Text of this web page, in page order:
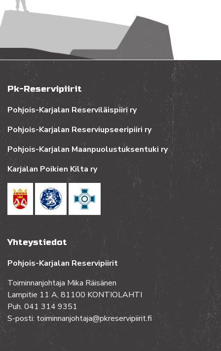
Pk-Reservipiirit
Pohjois-Karjalan Reserviläispiiri ry
Pohjois-Karjalan Reserviupseeripiiri ry
Pohjois-Karjalan Maanpuolustuksentuki ry
Karjalan Poikien Kilta ry
Yhteystiedot
Pohjois-Karjalan Reservipiirit
Toiminnanjohtaja Mika Räisänen
Lampitie 11 A, 81100 KONTIOLAHTI
Puh. 041 314 9351
S-posti: toiminnanjohtaja@pkreservipiirit.fi